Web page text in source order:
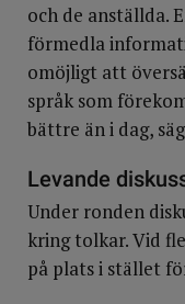
och de anställda.
förmedla
omöjligt att
språk som
bättre än i dag,
Levande
Under ronden
kring tolkar. Vid
på plats i stället